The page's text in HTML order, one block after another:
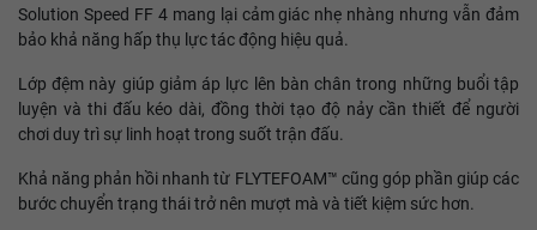
Solution Speed FF 4 mang lại cảm giác nhẹ nhàng nhưng vẫn đảm
bảo khả năng hấp thụ lực tác động hiệu quả.
Lớp đệm này giúp giảm áp lực lên bàn chân trong những buổi tập
luyện và thi đấu kéo dài, đồng thời tạo độ nảy cần thiết để người
chơi duy trì sự linh hoạt trong suốt trận đấu.
Khả năng phản hồi nhanh từ FLYTEFOAM™ cũng góp phần giúp các
bước chuyển trạng thái trở nên mượt mà và tiết kiệm sức hơn.